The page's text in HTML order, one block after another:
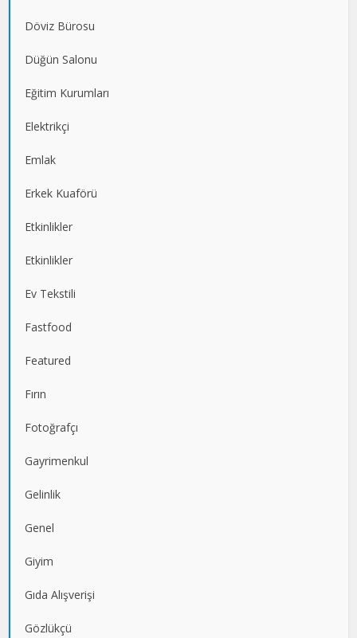
Döviz Bürosu
Düğün Salonu
Eğitim Kurumları
Elektrikçi
Emlak
Erkek Kuaförü
Etkinlikler
Etkinlikler
Ev Tekstili
Fastfood
Featured
Fırın
Fotoğrafçı
Gayrimenkul
Gelinlik
Genel
Giyim
Gıda Alışverişi
Gözlükçü